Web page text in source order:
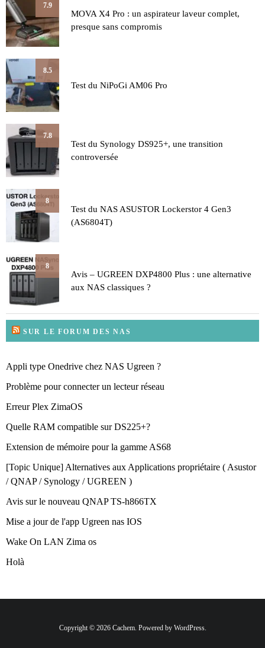
7.9
MOVA X4 Pro : un aspirateur laveur complet,
presque sans compromis
8.5
Test du NiPoGi AM06 Pro
7.8
Test du Synology DS925+, une transition
controversée
8
Test du NAS ASUSTOR Lockerstor 4 Gen3
(AS6804T)
8
Avis – UGREEN DXP4800 Plus : une alternative
aux NAS classiques ?
SUR LE FORUM DES NAS
Appli type Onedrive chez NAS Ugreen ?
Problème pour connecter un lecteur réseau
Erreur Plex ZimaOS
Quelle RAM compatible sur DS225+?
Extension de mémoire pour la gamme AS68
[Topic Unique] Alternatives aux Applications propriétaire ( Asustor
/ QNAP / Synology / UGREEN )
Avis sur le nouveau QNAP TS-h866TX
Mise a jour de l'app Ugreen nas IOS
Wake On LAN Zima os
Holà
Copyright © 2026 Cachem. Powered by WordPress.